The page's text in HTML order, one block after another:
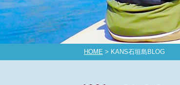
HOME > KANS石垣島BLOG